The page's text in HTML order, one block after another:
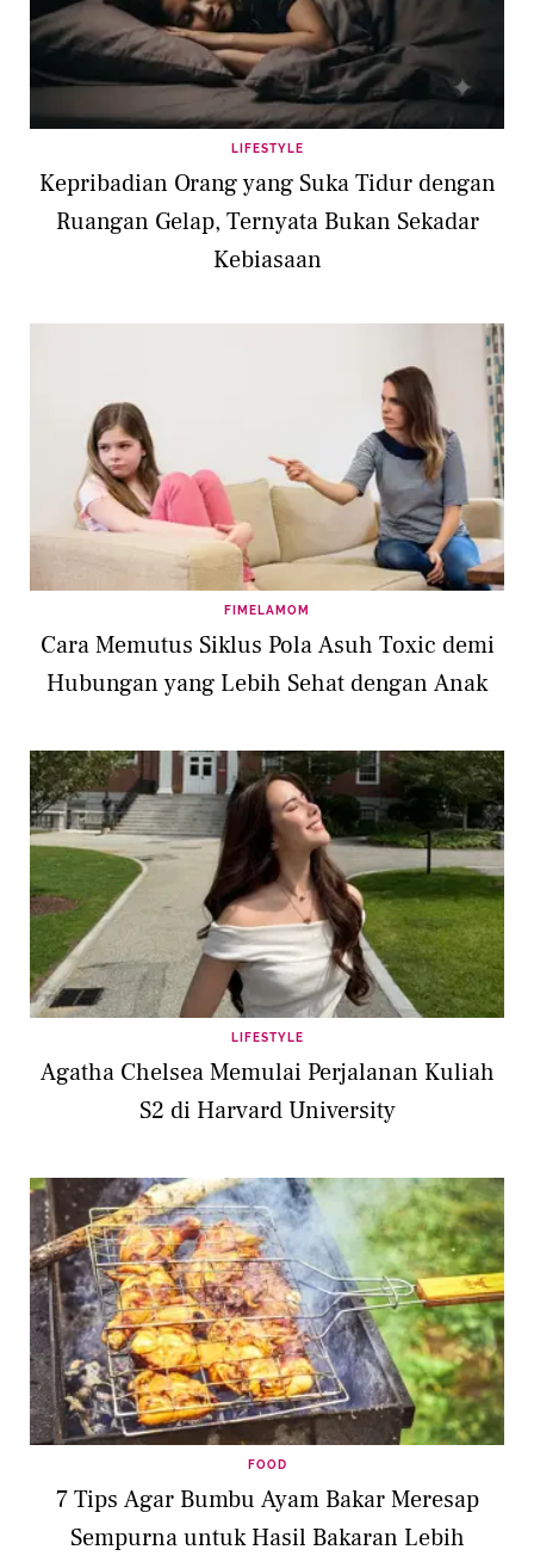
LIFESTYLE
Kepribadian Orang yang Suka Tidur dengan
Ruangan Gelap, Ternyata Bukan Sekadar
Kebiasaan
FIMELAMOM
Cara Memutus Siklus Pola Asuh Toxic demi
Hubungan yang Lebih Sehat dengan Anak
LIFESTYLE
Agatha Chelsea Memulai Perjalanan Kuliah
S2 di Harvard University
FOOD
7 Tips Agar Bumbu Ayam Bakar Meresap
Sempurna untuk Hasil Bakaran Lebih